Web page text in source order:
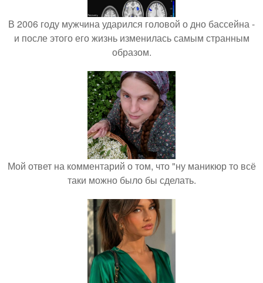
В 2006 году мужчина ударился головой о дно бассейна -
и после этого его жизнь изменилась самым странным
образом.
Мой ответ на комментарий о том, что "ну маникюр то всё
таки можно было бы сделать.